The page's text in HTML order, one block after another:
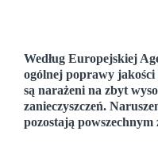
Według Europejskiej
ogólnej poprawy
są narażeni na zbyt
zanieczyszczeń.
pozostają